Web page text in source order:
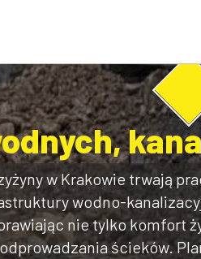
w Krakowie trwają
wodno-
nie tylko komfort
ścieków.